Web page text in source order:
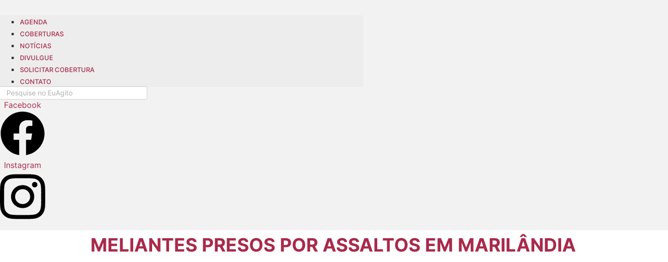
AGENDA
COBERTURAS
NOTÍCIAS
DIVULGUE
SOLICITAR COBERTURA
CONTATO
Pesquisar
...
Facebook
Instagram
MELIANTES PRESOS POR ASSALTOS EM MARILÂNDIA